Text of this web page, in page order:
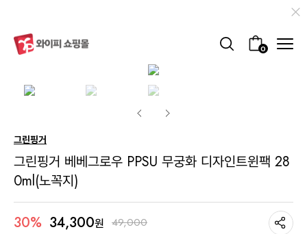
0
그린핑거
그린핑거 베베그로우 PPSU 무궁화 디자인트윈팩 28
0ml(노꼭지)
30% 34,300원 49,000